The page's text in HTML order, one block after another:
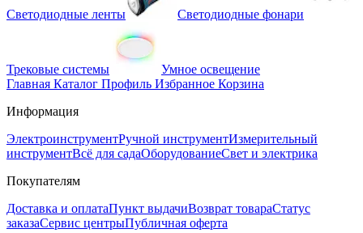
Светодиодные ленты Светодиодные фонари
Трековые системы
Умное освещение
Главная Каталог Профиль Избранное Корзина
Информация
ЭлектроинструментРучной инструментИзмерительный
инструментВсё для садаОборудованиеСвет и электрика
Покупателям
Доставка и оплатаПункт выдачиВозврат товараСтатус
заказаСервис центрыПубличная оферта